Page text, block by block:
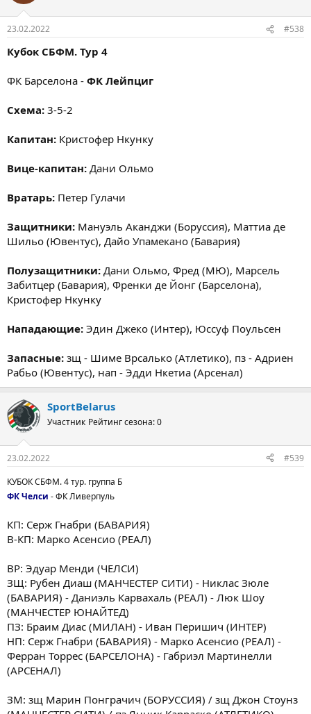
23.02.2022 #538
Кубок СБФМ. Тур 4
ФК Барселона - ФК Лейпциг
Схема: 3-5-2
Капитан: Кристофер Нкунку
Вице-капитан: Дани Ольмо
Вратарь: Петер Гулачи
Защитники: Мануэль Аканджи (Боруссия), Маттиа де
Шильо (Ювентус), Дайо Упамекано (Бавария)
Полузащитники: Дани Ольмо, Фред (МЮ), Марсель
Забитцер (Бавария), Френки де Йонг (Барселона),
Кристофер Нкунку
Нападающие: Эдин Джеко (Интер), Юссуф Поульсен
Запасные: зщ - Шиме Врсалько (Атлетико), пз - Адриен
Рабьо (Ювентус), нап - Эдди Нкетиа (Арсенал)
SportBelarus
Участник Рейтинг сезона: 0
23.02.2022
#539
КУБОК СБФМ. 4 тур. группа Б
ФК Челси - ФК Ливерпуль
КП: Серж Гнабри (БАВАРИЯ)
В-КП: Марко Асенсио (РЕАЛ)
ВР: Эдуар Менди (ЧЕЛСИ)
ЗЩ: Рубен Диаш (МАНЧЕСТЕР СИТИ) - Никлас Зюле
(БАВАРИЯ) - Даниэль Карвахаль (РЕАЛ) - Люк Шоу
(МАНЧЕСТЕР ЮНАЙТЕД)
ПЗ: Браим Диас (МИЛАН) - Иван Перишич (ИНТЕР)
НП: Серж Гнабри (БАВАРИЯ) - Марко Асенсио (РЕАЛ) -
Ферран Торрес (БАРСЕЛОНА) - Габриэл Мартинелли
(АРСЕНАЛ)
ЗМ: зщ Марин Понграчич (БОРУССИЯ) / зщ Джон Стоунз